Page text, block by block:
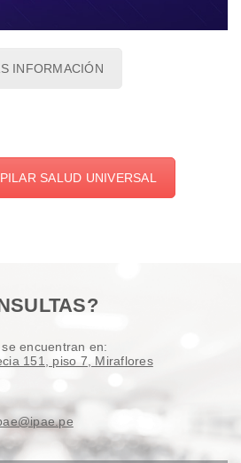
INFORMACIÓN
SALUD UNIVERSAL
encuentran en:
151, piso 7, Miraflores